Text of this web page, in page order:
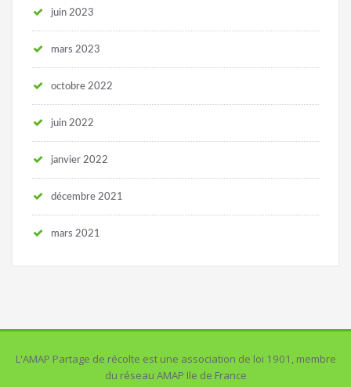
juin 2023
mars 2023
octobre 2022
juin 2022
janvier 2022
décembre 2021
mars 2021
L'AMAP Partage de récolte est une association de loi 1901, membre
du réseau AMAP Ile de France